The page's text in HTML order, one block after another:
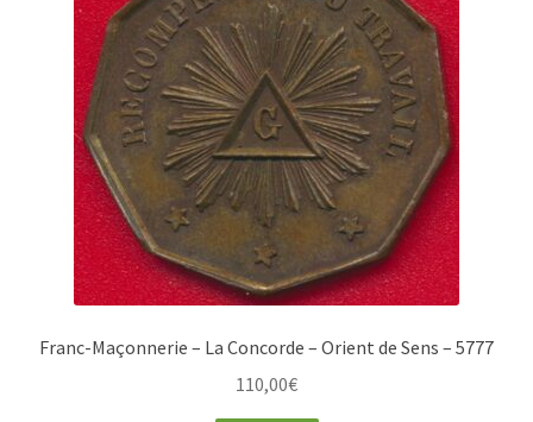
Franc-Maçonnerie – La Concorde – Orient de Sens – 5777
110,00€